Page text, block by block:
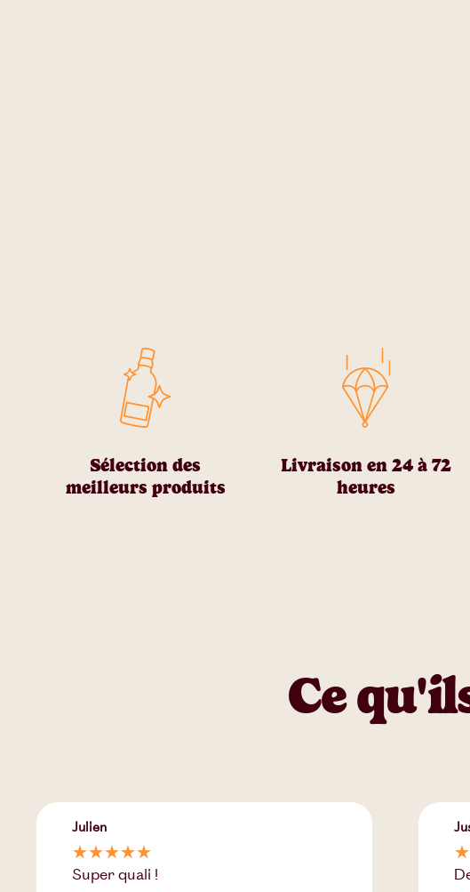
Sélection des
meilleurs produits
Livraison en 24 à 72
heures
Ce
Julien
☆☆☆☆☆
Super quali !
☆